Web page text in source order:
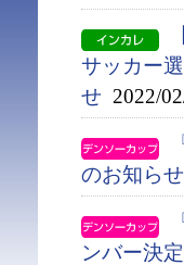
サッカー
せ 2022/
のお知らせ
ンバー決